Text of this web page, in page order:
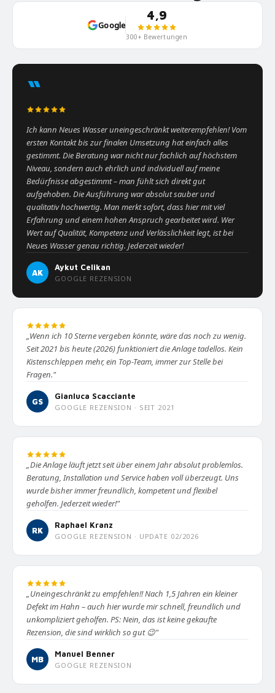
Google
4,9
300+ Bewertungen
“
Ich kann Neues Wasser uneingeschränkt weiterempfehlen! Vom
ersten Kontakt bis zur finalen Umsetzung hat einfach alles
gestimmt. Die Beratung war nicht nur fachlich auf höchstem
Niveau, sondern auch ehrlich und individuell auf meine
Bedürfnisse abgestimmt – man fühlt sich direkt gut
aufgehoben. Die Ausführung war absolut sauber und
qualitativ hochwertig. Man merkt sofort, dass hier mit viel
Erfahrung und einem hohen Anspruch gearbeitet wird. Wer
Wert auf Qualität, Kompetenz und Verlässlichkeit legt, ist bei
Neues Wasser genau richtig. Jederzeit wieder!
AK
Aykut Celikan
GOOGLE REZENSION
„Wenn ich 10 Sterne vergeben könnte, wäre das noch zu wenig.
Seit 2021 bis heute (2026) funktioniert die Anlage tadellos. Kein
Kistenschleppen mehr, ein Top-Team, immer zur Stelle bei
Fragen."
GS
Gianluca Scacciante
GOOGLE REZENSION · SEIT 2021
„Die Anlage läuft jetzt seit über einem Jahr absolut problemlos.
Beratung, Installation und Service haben voll überzeugt. Uns
wurde bisher immer freundlich, kompetent und flexibel
geholfen. Jederzeit wieder!"
RK
Raphael Kranz
GOOGLE REZENSION · UPDATE 02/2026
„Uneingeschränkt zu empfehlen!! Nach 1,5 Jahren ein kleiner
Defekt im Hahn – auch hier wurde mir schnell, freundlich und
unkompliziert geholfen. PS: Nein, das ist keine gekaufte
Rezension, die sind wirklich so gut 😉"
MB
Manuel Benner
GOOGLE REZENSION